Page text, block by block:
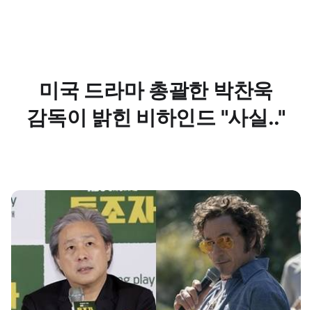
미국 드라마 총괄한 박찬욱
감독이 밝힌 비하인드 "사실.."